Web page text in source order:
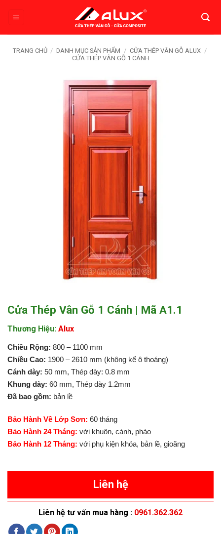
TRANG CHỦ / DANH MỤC SẢN PHẨM / CỬA THÉP VÂN GỖ ALUX /
CỬA THÉP VÂN GỖ 1 CÁNH
Cửa Thép Vân Gỗ 1 Cánh | Mã A1.1
Thương Hiệu: Alux
Chiều Rộng: 800 – 1100 mm
Chiều Cao: 1900 – 2610 mm (không kể ô thoáng)
Cánh dày: 50 mm, Thép dày: 0.8 mm
Khung dày: 60 mm, Thép dày 1.2mm
Đã bao gồm: bản lề
Bảo Hành Về Lớp Sơn: 60 tháng
Bảo Hành 24 Tháng: với khuôn, cánh, phào
Bảo Hành 12 Tháng: với phụ kiện khóa, bản lề, gioăng
Liên hệ
Liên hệ tư vấn mua hàng : 0961.362.362